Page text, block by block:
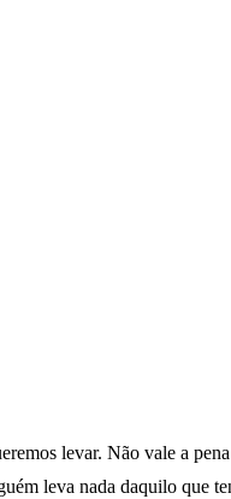
levar. Não vale a
leva nada daquilo que